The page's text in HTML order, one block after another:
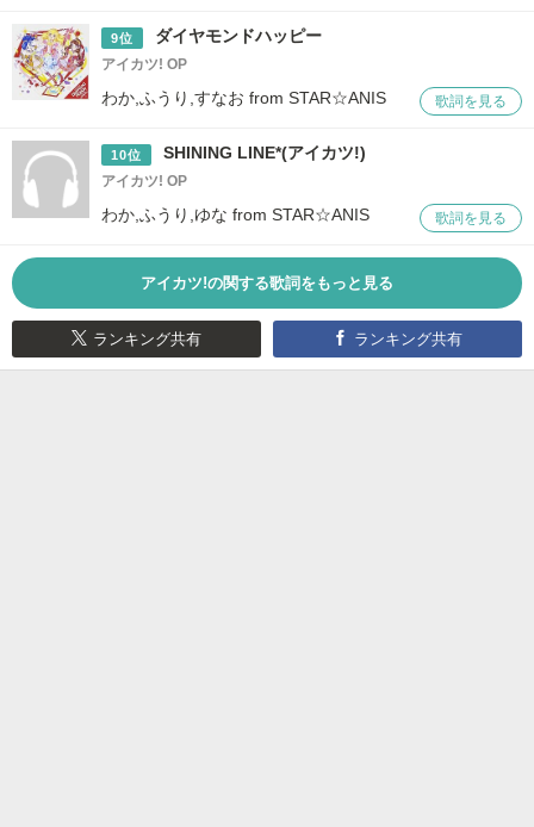
9位 ダイヤモンドハッピー
アイカツ! OP
わか,ふうり,すなお from STAR☆ANIS 歌詞を見る
10位 SHINING LINE*(アイカツ!)
アイカツ! OP
わか,ふうり,ゆな from STAR☆ANIS 歌詞を見る
アイカツ!の関する歌詞をもっと見る
ランキング共有 ランキング共有